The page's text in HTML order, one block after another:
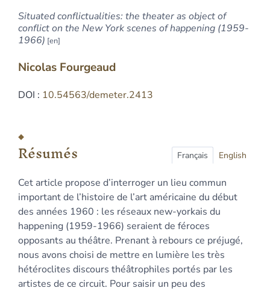
Situated conflictualities: the theater as object of
conflict on the New York scenes of happening (1959-
1966)
Nicolas Fourgeaud
DOI : 10.54563/demeter.2413
Index
Plan
Bibliographie
Notes
Citer cet article
Auteur
Résumés Français English
Cet article propose d’interroger un lieu commun
important de l’histoire de l’art américaine du début
des années 1960 : les réseaux new-yorkais du
happening (1959-1966) seraient de féroces
opposants au théâtre. Prenant à rebours ce préjugé,
nous avons choisi de mettre en lumière les très
hétéroclites discours théâtrophiles portés par les
artistes de ce circuit. Pour saisir un peu des